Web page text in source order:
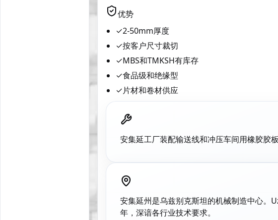
优势
✓2-50mm厚度
✓按客户尺寸裁切
✓MBS和TMKSH有库存
✓食品级和绝缘型
✓片材和卷材供应
安集延工厂装配输送线和冲压车间用橡胶胶
安集延州是乌兹别克斯坦的机械制造中心。
年，深谙各行业技术要求。